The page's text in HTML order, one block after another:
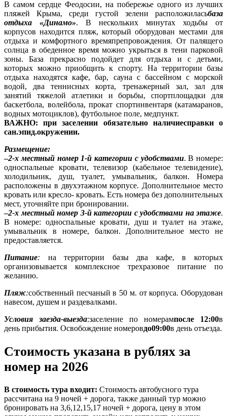
В самом сердце Феодосии, на побережье одного из лучших
пляжей Крыма, среди густой зелени расположиласьбаза
отдыха «Динамо». В нескольких минутах ходьбы от
корпусов находится пляж, который оборудован местами для
отдыха и комфортного времяпрепровождения. От палящего
солнца в обеденное время можно укрыться в тени парковой
зоны. База прекрасно подойдет для отдыха и с детьми,
которых можно приобщить к спорту. На территории базы
отдыха находятся кафе, бар, сауна с бассейном с морской
водой, два теннисных корта, тренажерный зал, зал для
занятий тяжелой атлетики и борьбы, спортплощадки для
баскетбола, волейбола, прокат спортинвентаря (катамаранов,
водных мотоциклов), футбольное поле, медпункт.
ВАЖНО: при заселении обязательно наличиесправки о
сан.эпид.окружении.
Размещение:
–2-х местный номер 1-й категории с удобствами. В номере:
односпальные кровати, телевизор (кабельное телевидение),
холодильник, душ, туалет, умывальник, балкон. Номера
расположены в двухэтажном корпусе. Дополнительное место
кровать или кресло- кровать. Есть номера без дополнительных
мест, уточняйте при бронировании.
–2-х местный номер 3-й категории с удобствами на этаже.
В номере: односпальные кровати, душ и туалет на этаже,
умывальник в номере, балкон. Дополнительное место не
предоставляется.
Питание: на территории базы два кафе, в которых
организовывается комплексное трехразовое питание по
желанию.
Пляж:собственный песчаный в 50 м. от корпуса. Оборудован
навесом, душем и раздевалками.
Условия заезда-выезда:заселение по номерампосле 12:00в
день прибытия. Освобождение номеровдо09:00в день отъезда.
Стоимость указана в рублях за
номер на 2026
В стоимость тура входит: Стоимость автобусного тура
рассчитана на 9 ночей + дорога, также данный тур можно
бронировать на 3,6,12,15,17 ночей + дорога, цену в этом